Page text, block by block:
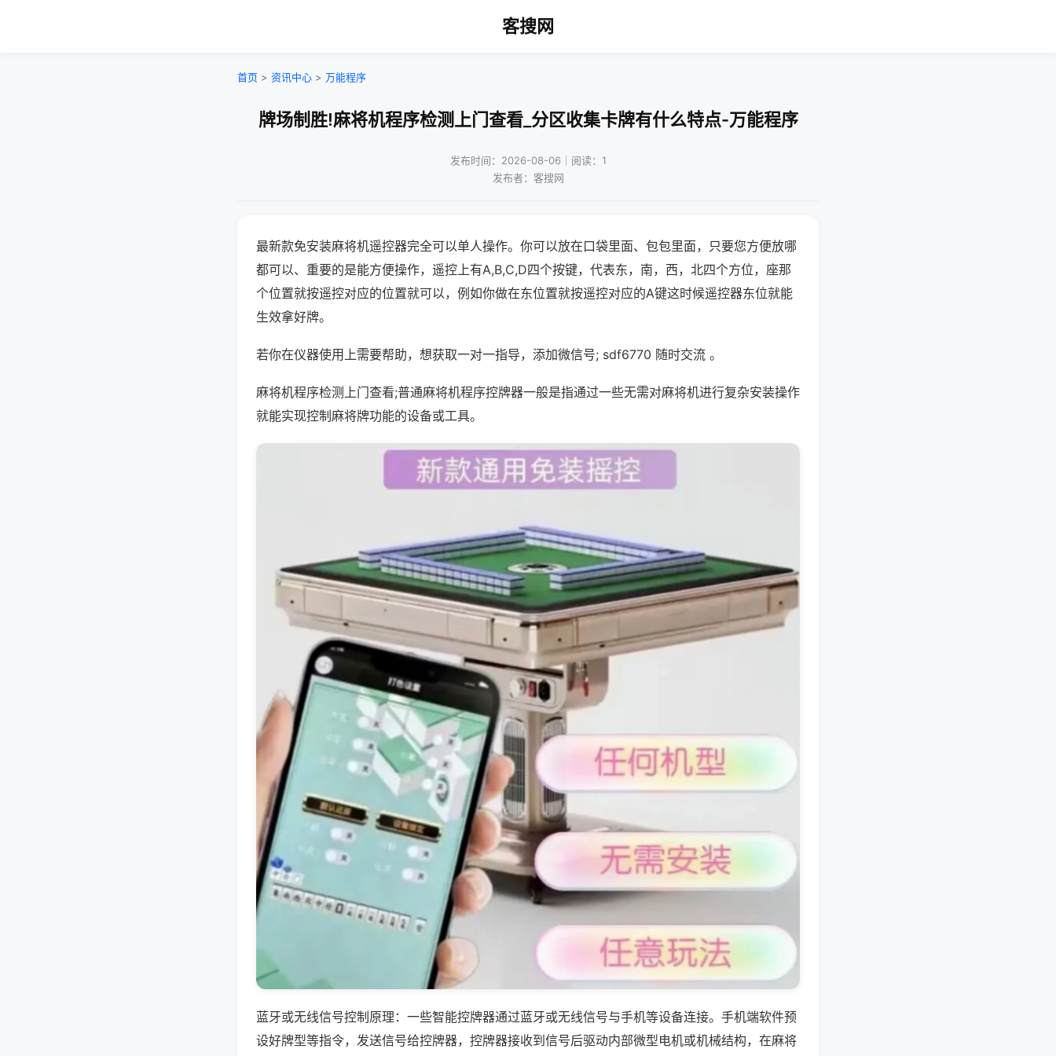
客搜网
首页 > 资讯中心 > 万能程序
牌场制胜!麻将机程序检测上门查看_分区收集卡牌有什么特点-万能程序
发布时间：2026-08-06｜阅读：1
发布者：客搜网
最新款免安装麻将机遥控器完全可以单人操作。你可以放在口袋里面、包包里面，只要您方便放哪
都可以、重要的是能方便操作，遥控上有A,B,C,D四个按键，代表东，南，西，北四个方位，座那
个位置就按遥控对应的位置就可以，例如你做在东位置就按遥控对应的A键这时候遥控器东位就能
生效拿好牌。
若你在仪器使用上需要帮助，想获取一对一指导，添加微信号; sdf6770 随时交流 。
麻将机程序检测上门查看;普通麻将机程序控牌器一般是指通过一些无需对麻将机进行复杂安装操作
就能实现控制麻将牌功能的设备或工具。
蓝牙或无线信号控制原理：一些智能控牌器通过蓝牙或无线信号与手机等设备连接。手机端软件预
设好牌型等指令，发送信号给控牌器，控牌器接收到信号后驱动内部微型电机或机械结构，在麻将